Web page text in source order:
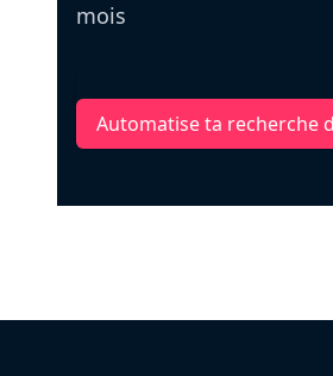
mois
Automatise ta recherche